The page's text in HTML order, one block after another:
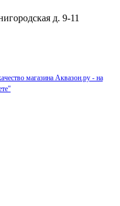
д. 9-11
магазина Аквазон.ру - на